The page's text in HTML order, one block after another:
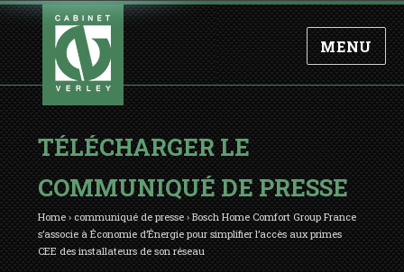
MENU
TÉLÉCHARGER LE
COMMUNIQUÉ DE PRESSE
Home › communiqué de presse › Bosch Home Comfort Group France
s’associe à Économie d’Énergie pour simplifier l’accès aux primes
CEE des installateurs de son réseau